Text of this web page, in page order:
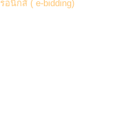
อนิกส์ ( e-bidding)